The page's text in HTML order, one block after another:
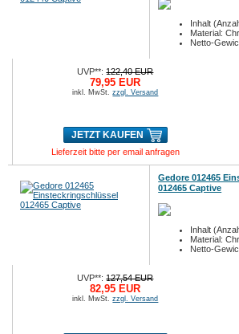
Inhalt
Material:
Netto-
UVP**:122,40 EUR
79,95 EUR
inkl. MwSt.zzgl. Versand
JETZT KAUFEN
Lieferzeit bitte per email anfragen
Gedore 012465
012465 Captive
Inhalt
Material:
Netto-
UVP**:127,54 EUR
82,95 EUR
inkl. MwSt.zzgl. Versand